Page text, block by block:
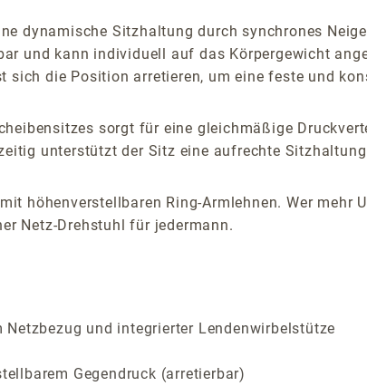
dynamische Sitzhaltung durch synchrones
und kann individuell auf das Körpergewicht
die Position arretieren, um eine feste und
sorgt für eine gleichmäßige
unterstützt der Sitz eine aufrechte
höhenverstellbaren Ring-Armlehnen. Wer mehr
Netz-Drehstuhl für jedermann.
und integrierter Lendenwirbelstütze
Gegendruck (arretierbar)